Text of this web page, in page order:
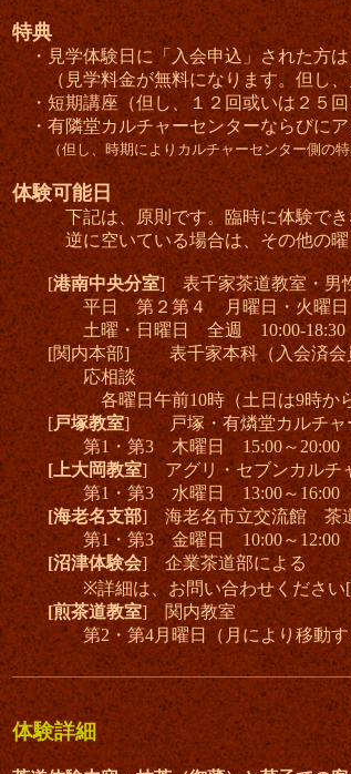
特典
・見学体験日に「入会申込」された方は
（見学料金が無料になります。但し、
・短期講座（但し、１２回或いは２５回
・有隣堂カルチャーセンターならびにア
（但し、時期によりカルチャーセンター側の
体験可能日
下記は、原則です。臨時に体験でき
逆に空いている場合は、その他の曜日
[港南中央分室] 表千家茶道教室・男
平日 第２第４ 月曜日・火曜日・
土曜・日曜日 全週 10:00-
[関内本部] 表千家本科（入会済会員
応相談
各曜日午前10時（土日は9時から）
[戸塚教室] 戸塚・有燐堂カルチャ
第1・第3 木曜日 15:00～20:00
[上大岡教室] アグリ・セブンカルチ
第1・第3 水曜日 13:00～16:00
[海老名支部] 海老名市立交流館 茶
第1・第3 金曜日 10:00～
[沼津体験会]企業茶道部による
※詳細は、お問い合わせください[
[煎茶道教室] 関内教室
第2・第4月曜日（月により移動する
体験詳細